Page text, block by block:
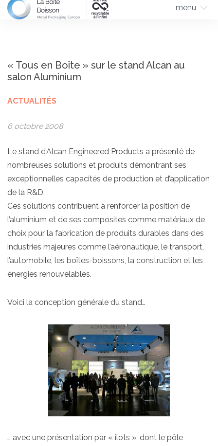
menu
« Tous en Boîte » sur le stand Alcan au
salon Aluminium
ACTUALITÉS
6 octobre 2008
Le stand d’Alcan Engineered Products a présenté de
nombreuses solutions et produits démontrant ses
exceptionnelles capacités de production et d’application
de la R&D.
Ces solutions contribuent à renforcer la position de
l’aluminium et de ses composites comme matériaux de
choix pour la fabrication de produits durables dans des
industries majeures comme l’aéronautique, le transport,
l’automobile, les boîtes-boissons, la construction et les
énergies renouvelables.
Voici la conception générale du stand…
… avec une présentation par « îlots », dont le pôle